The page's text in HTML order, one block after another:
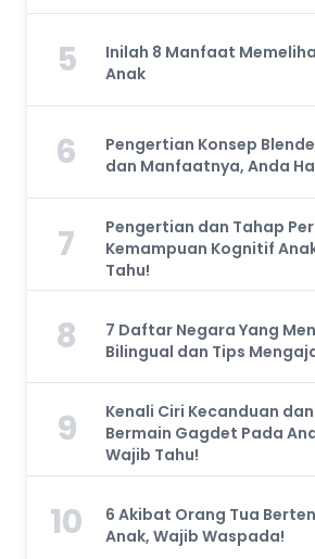
5
Inilah 8 Manfaat
Anak
6
Pengertian Konsep
dan Manfaatnya, Anda
7
Pengertian dan Tahap
Kemampuan Kognitif
Tahu!
8
7 Daftar Negara Yang
Bilingual dan Tips
9
Kenali Ciri Kecanduan
Bermain Gagdet Pada
Wajib Tahu!
10
6 Akibat Orang Tua
Anak, Wajib Waspada!